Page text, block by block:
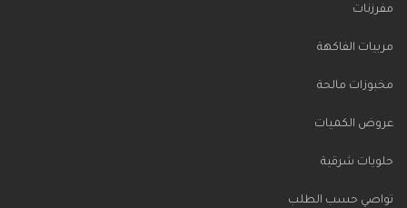
مفرزنات
مربيات الفاكهة
مخبوزات مالحة
عروض الكميات
حلويات شرقية
تواصي حسب الطلب